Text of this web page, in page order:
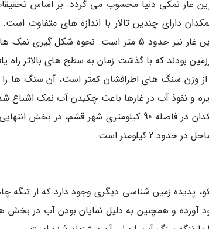
فاصله دارد و عرض این غار نیز حدود 5 متر است.
بودند که با گذشت زمان به سطح های بالاتر راه
وزن سنگ های اطرافشان کمتر است، آن سنگ ها را
و نفوذ آب در غارها باعث چکیدن آب نمک اشباع
می دهد. غارهای نمکدان در فاصله 90 کیلومتری شهر
2 کیلومتر است.
پدیده زمین شناسی دیگری وجود دارد که از تنگه
آورده و همچنین به دلیل نمایان بودن آب در بخش